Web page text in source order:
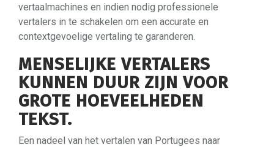
vertaalmachines en indien nodig professionele
vertalers in te schakelen om een accurate en
contextgevoelige vertaling te garanderen.
MENSELIJKE VERTALERS
KUNNEN DUUR ZIJN VOOR
GROTE HOEVEELHEDEN
TEKST.
Een nadeel van het vertalen van Portugees naar